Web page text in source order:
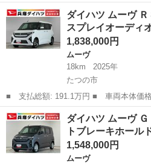
い。 必ず現車確認の上、ご納得して頂
す。 投稿内容などの質問は、コメント
き交渉不可。 ...
兵庫 神戸市 北鈴蘭台駅 ムー
ダイハツ ムーヴ
スプレイオーデ
1,838,000円
ムーヴ
18km
2025年
たつの市
■ 支払総額: 191.1万円 ■ 車両本体価格： 1,838,000 円 ■ メーカ
ー名： ダイハツ ■ 車種名： ムー
ーボ ９インチディスプレイオーディ
証 ９イン...
兵庫 たつの市 ムーヴ
ダイハツ ムーヴ
トブレーキホー
1,548,000円
ムーヴ